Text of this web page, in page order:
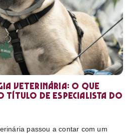
Veterinária: o que
título de especialista do
passou a contar com um